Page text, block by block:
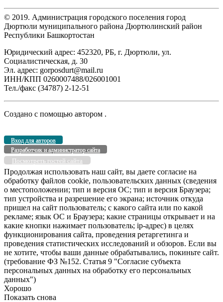
© 2019. Администрация городского поселения город
Дюртюли муниципального района Дюртюлинский район
Республики Башкортостан
Юридический адрес: 452320, РБ, г. Дюртюли, ул.
Социалистическая, д. 30
Эл. адрес: gorposdurt@mail.ru
ИНН/КПП 0260007488/026001001
Тел./факс (34787) 2-12-51
Создано с помощью автором .
Вход для авторов
Разработчик и администратор сайта
Посмотреть гостей сайта
Продолжая использовать наш сайт, вы даете согласие на
обработку файлов cookie, пользовательских данных (сведения
о местоположении; тип и версия ОС; тип и версия Браузера;
тип устройства и разрешение его экрана; источник откуда
пришел на сайт пользователь; с какого сайта или по какой
рекламе; язык ОС и Браузера; какие страницы открывает и на
какие кнопки нажимает пользователь; ip-адрес) в целях
функционирования сайта, проведения ретаргетинга и
проведения статистических исследований и обзоров. Если вы
не хотите, чтобы ваши данные обрабатывались, покиньте сайт.
(требование ФЗ №152. Статья 9 "Согласие субъекта
персональных данных на обработку его персональных
данных")
Хорошо
Показать снова